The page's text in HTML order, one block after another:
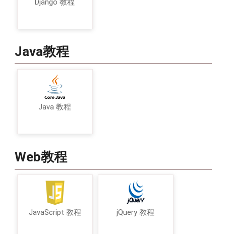
Django 教程
Java教程
Java 教程
Web教程
JavaScript 教程 jQuery 教程